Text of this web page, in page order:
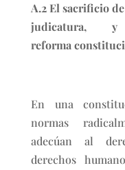
A.2 El sacrificio
reforma
En una
normas
adecúan al
derechos